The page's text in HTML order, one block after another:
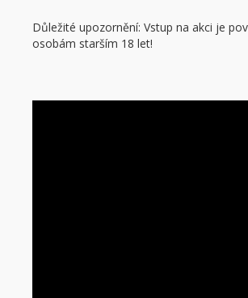
Důležité upozornění: Vstup na akci je
osobám starším 18 let!